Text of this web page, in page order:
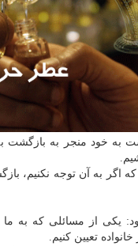
به خود منجر به
كه اگر به آن توجه نكنیم،
یكی از مسائلی كه به
تعیین كنیم.